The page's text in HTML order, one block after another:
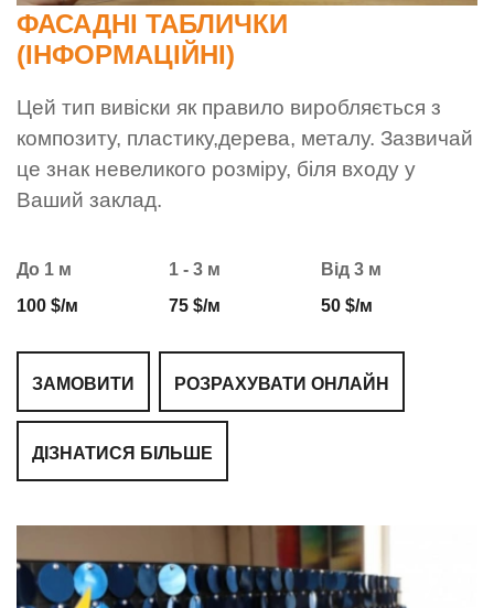
ФАСАДНІ ТАБЛИЧКИ
(ІНФОРМАЦІЙНІ)
Цей тип вивіски як правило виробляється з
композиту, пластику,дерева, металу. Зазвичай
це знак невеликого розміру, біля входу у
Ваший заклад.
До 1 м
100 $/м
1 - 3 м
75 $/м
Від 3 м
50 $/м
ЗАМОВИТИ РОЗРАХУВАТИ ОНЛАЙН
ДІЗНАТИСЯ БІЛЬШЕ